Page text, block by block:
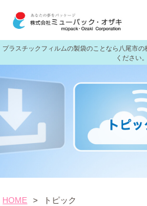
プラスチックフィルムの製袋のことなら八尾市
ください。
HOME > トピック